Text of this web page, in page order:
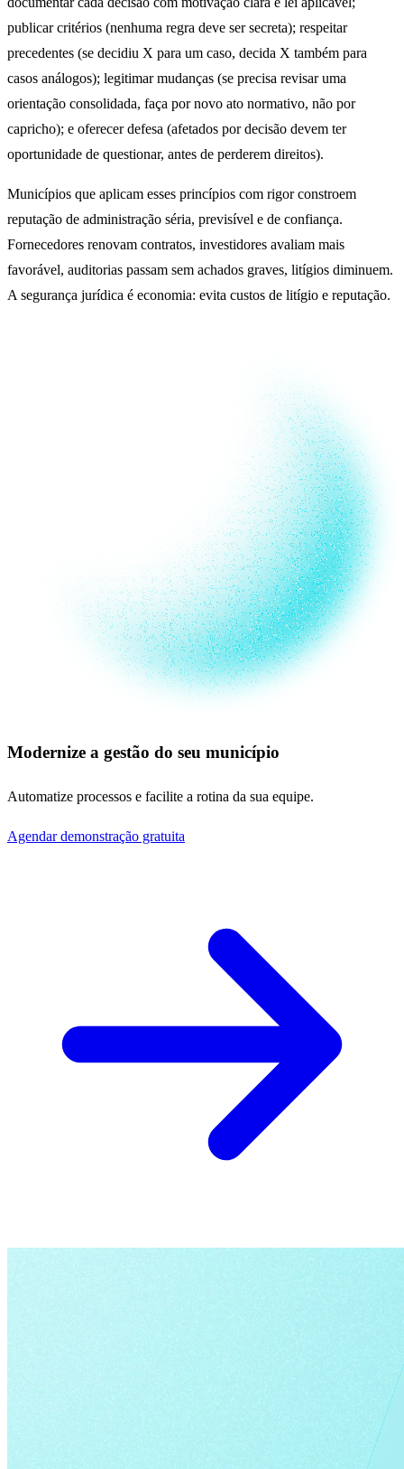
publicar critérios (nenhuma regra deve ser secreta); respeitar
precedentes (se decidiu X para um caso, decida X também para
casos análogos); legitimar mudanças (se precisa revisar uma
orientação consolidada, faça por novo ato normativo, não por
capricho); e oferecer defesa (afetados por decisão devem ter
oportunidade de questionar, antes de perderem direitos).
Municípios que aplicam esses princípios com rigor constroem
reputação de administração séria, previsível e de confiança.
Fornecedores renovam contratos, investidores avaliam mais
favorável, auditorias passam sem achados graves, litígios diminuem.
A segurança jurídica é economia: evita custos de litígio e reputação.
Modernize a gestão do seu município
Automatize processos e facilite a rotina da sua equipe.
Agendar demonstração gratuita